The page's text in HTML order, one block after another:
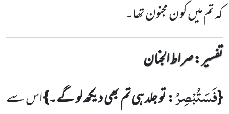
کہ تم میں کون مجنون تھا۔
تفسیر : ‎صراط الجنان
{فَسَتُبْصِرُ: تو جلد ہی تم بھی دیکھ لو گے۔}اس سے